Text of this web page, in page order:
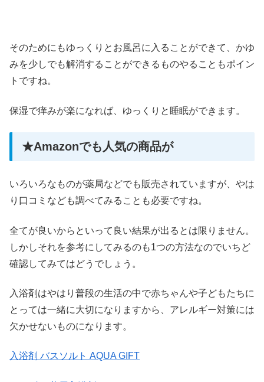
そのためにもゆっくりとお風呂に入ることができて、かゆ
みを少しでも解消することができるものやることもポイン
トですね。
保湿で痒みが楽になれば、ゆっくりと睡眠ができます。
★Amazonでも人気の商品が
いろいろなものが薬局などでも販売されていますが、やは
り口コミなども調べてみることも必要ですね。
全てが良いからといって良い結果が出るとは限りません。
しかしそれを参考にしてみるのも1つの方法なのでいちど
確認してみてはどうでしょう。
入浴剤はやはり普段の生活の中で赤ちゃんや子どもたちに
とっては一緒に大切になりますから、アレルギー対策には
欠かせないものになります。
入浴剤 バスソルト AQUA GIFT